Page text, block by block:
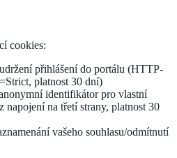
cookies:
přihlášení do portálu (HTTP-
platnost 30 dní)
identifikátor pro vlastní
napojení na třetí strany, platnost 30
vašeho souhlasu/odmítnutí